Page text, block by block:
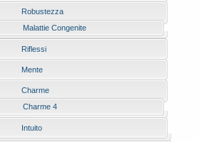
Robustezza
Malattie Congenite
Riflessi
Mente
Charme
Charme 4
Intuito